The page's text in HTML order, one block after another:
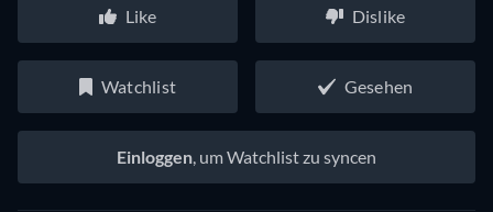
Like Dislike
Watchlist Gesehen
Einloggen, um Watchlist zu syncen